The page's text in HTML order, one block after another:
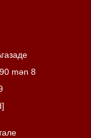
mən 8